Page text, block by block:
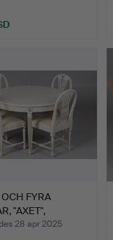
FYRA
"AXET",
…
28 apr 2025